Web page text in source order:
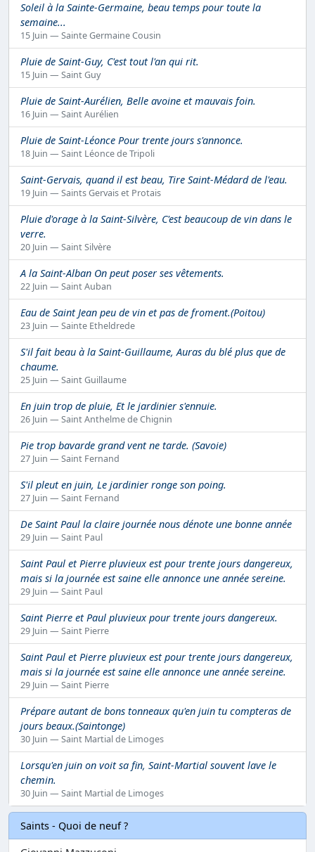
Soleil à la Sainte-Germaine, beau temps pour toute la
semaine...
15 Juin — Sainte Germaine Cousin
Pluie de Saint-Guy, C'est tout l'an qui rit.
15 Juin — Saint Guy
Pluie de Saint-Aurélien, Belle avoine et mauvais foin.
16 Juin — Saint Aurélien
Pluie de Saint-Léonce Pour trente jours s'annonce.
18 Juin — Saint Léonce de Tripoli
Saint-Gervais, quand il est beau, Tire Saint-Médard de l'eau.
19 Juin — Saints Gervais et Protais
Pluie d'orage à la Saint-Silvère, C'est beaucoup de vin dans le
verre.
20 Juin — Saint Silvère
A la Saint-Alban On peut poser ses vêtements.
22 Juin — Saint Auban
Eau de Saint Jean peu de vin et pas de froment.(Poitou)
23 Juin — Sainte Etheldrede
S'il fait beau à la Saint-Guillaume, Auras du blé plus que de
chaume.
25 Juin — Saint Guillaume
En juin trop de pluie, Et le jardinier s'ennuie.
26 Juin — Saint Anthelme de Chignin
Pie trop bavarde grand vent ne tarde. (Savoie)
27 Juin — Saint Fernand
S'il pleut en juin, Le jardinier ronge son poing.
27 Juin — Saint Fernand
De Saint Paul la claire journée nous dénote une bonne année
29 Juin — Saint Paul
Saint Paul et Pierre pluvieux est pour trente jours dangereux,
mais si la journée est saine elle annonce une année sereine.
29 Juin — Saint Paul
Saint Pierre et Paul pluvieux pour trente jours dangereux.
29 Juin — Saint Pierre
Saint Paul et Pierre pluvieux est pour trente jours dangereux,
mais si la journée est saine elle annonce une année sereine.
29 Juin — Saint Pierre
Prépare autant de bons tonneaux qu'en juin tu compteras de
jours beaux.(Saintonge)
30 Juin — Saint Martial de Limoges
Lorsqu'en juin on voit sa fin, Saint-Martial souvent lave le
chemin.
30 Juin — Saint Martial de Limoges
Saints - Quoi de neuf ?